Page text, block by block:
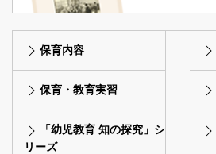
保育内容
保育・教育実習
「幼児教育 知の探究」シ
リーズ